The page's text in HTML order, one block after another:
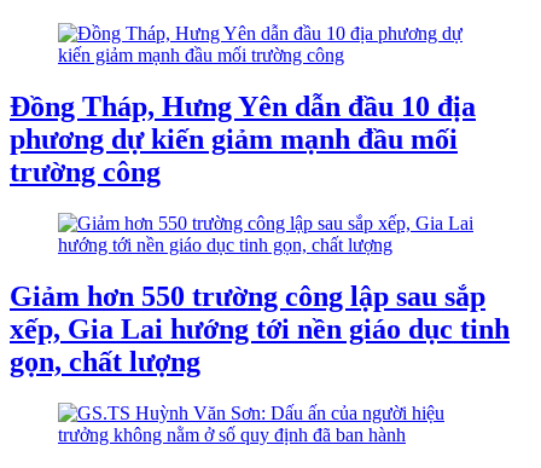
Đồng Tháp, Hưng Yên dẫn đầu 10 địa
phương dự kiến giảm mạnh đầu mối
trường công
Giảm hơn 550 trường công lập sau sắp
xếp, Gia Lai hướng tới nền giáo dục tinh
gọn, chất lượng